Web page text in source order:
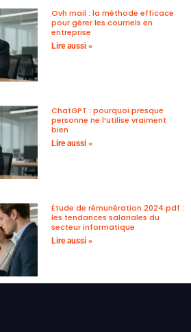
Ovh mail : la méthode efficace
pour gérer les courriels en
entreprise
Lire aussi »
ChatGPT : pourquoi presque
personne ne l’utilise vraiment
bien
Lire aussi »
Étude de rémunération 2024 pdf :
les tendances salariales du
secteur informatique
Lire aussi »